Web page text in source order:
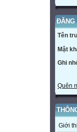
ĐĂNG
Tên
Mật
Ghi
Quên
Giới